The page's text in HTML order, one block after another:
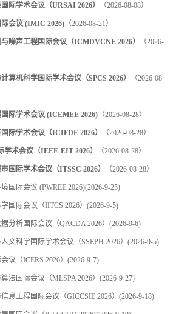
际学术会议（URSAI 2026） （2026-08-08）
会议 (IMIC 2026)（2026-08-21）
噪声工程国际会议（ICMDVCNE 2026） （2026-
算机科学国际学术会议（SPCS 2026） （2026-08-
际学术会议 (ICEMEE 2026)（2026-08-28）
际学术会议（ICIFDE 2026） （2026-08-28）
术会议（IEEE-EIT 2026） （2026-08-28）
国际学术会议（ITSSC 2026） （2026-08-28）
国际会议 (PWREE 2026)(2026-9-25)
国际会议（IITCS 2026） (2026-9-5)
分析国际会议（QACDA 2026） (2026-9-6)
文科学国际学术会议（SSEPH 2026） (2026-9-5)
议（ICERS 2026） (2026-9-7)
法国际会议（MLSPA 2026） (2026-9-27)
息工程国际会议（GICCSIE 2026） (2026-9-18)